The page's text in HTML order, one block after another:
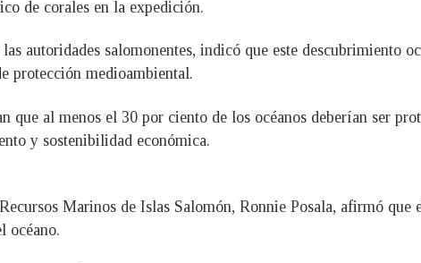
de corales en la expedición.
autoridades salomonentes, indicó que este descubrimiento
protección medioambiental.
que al menos el 30 por ciento de los océanos deberían ser
y sostenibilidad económica.
Marinos de Islas Salomón, Ronnie Posala, afirmó
océano.